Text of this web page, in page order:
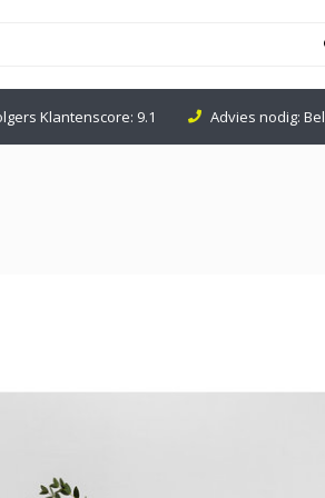
Klantenscore: 9.1 Advies nodig: Bel